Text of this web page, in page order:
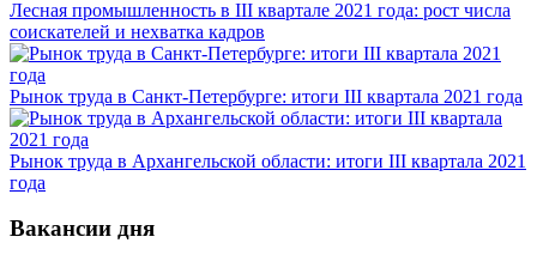
Лесная промышленность в III квартале 2021 года: рост числа
соискателей и нехватка кадров
Рынок труда в Санкт-Петербурге: итоги III квартала 2021 года
Рынок труда в Архангельской области: итоги III квартала 2021
года
Вакансии дня